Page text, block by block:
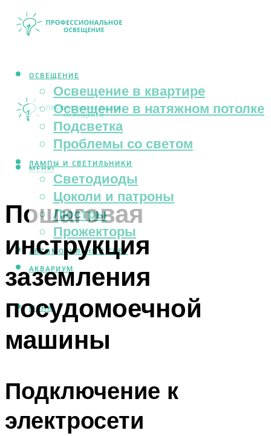
ОСВЕЩЕНИЕ
Освещение в квартире
Освещение в натяжном потолке
Подсветка
Проблемы со светом
ЛАМПЫ И СВЕТИЛЬНИКИ
Светодиоды
Цоколи и патроны
Люстры
Прожекторы
АВТОМОБИЛЬНЫЙ СВЕТ
АКВАРИУМ
МЕНЮ
МЕНЮ
Пошаговая
инструкция
заземления
посудомоечной
машины
Подключение к
электросети